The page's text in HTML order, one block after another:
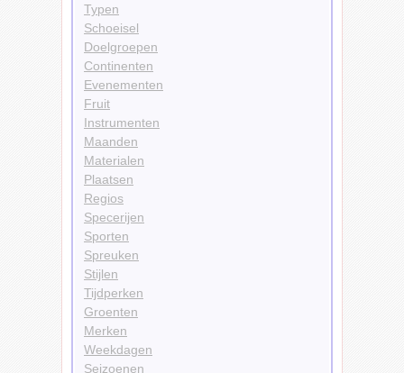
Typen
Schoeisel
Doelgroepen
Continenten
Evenementen
Fruit
Instrumenten
Maanden
Materialen
Plaatsen
Regios
Specerijen
Sporten
Spreuken
Stijlen
Tijdperken
Groenten
Merken
Weekdagen
Seizoenen